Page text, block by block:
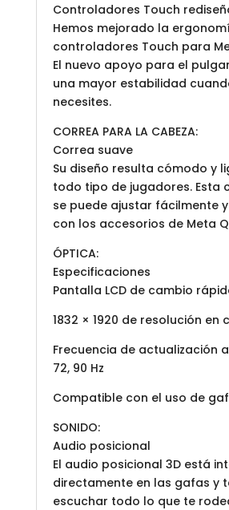
Controladores Touch
Hemos mejorado la
controladores Touch para
El nuevo apoyo para el
una mayor estabilidad
necesites.
CORREA PARA LA CABEZA:
Correa suave
Su diseño resulta cómodo y
todo tipo de jugadores. Esta
se puede ajustar fácilmente
con los accesorios de Meta
ÓPTICA:
Especificaciones
Pantalla LCD de cambio
1832 × 1920 de resolución en
Frecuencia de actualización
72, 90 Hz
Compatible con el uso de
SONIDO:
Audio posicional
El audio posicional 3D está
directamente en las gafas y
escuchar todo lo que te